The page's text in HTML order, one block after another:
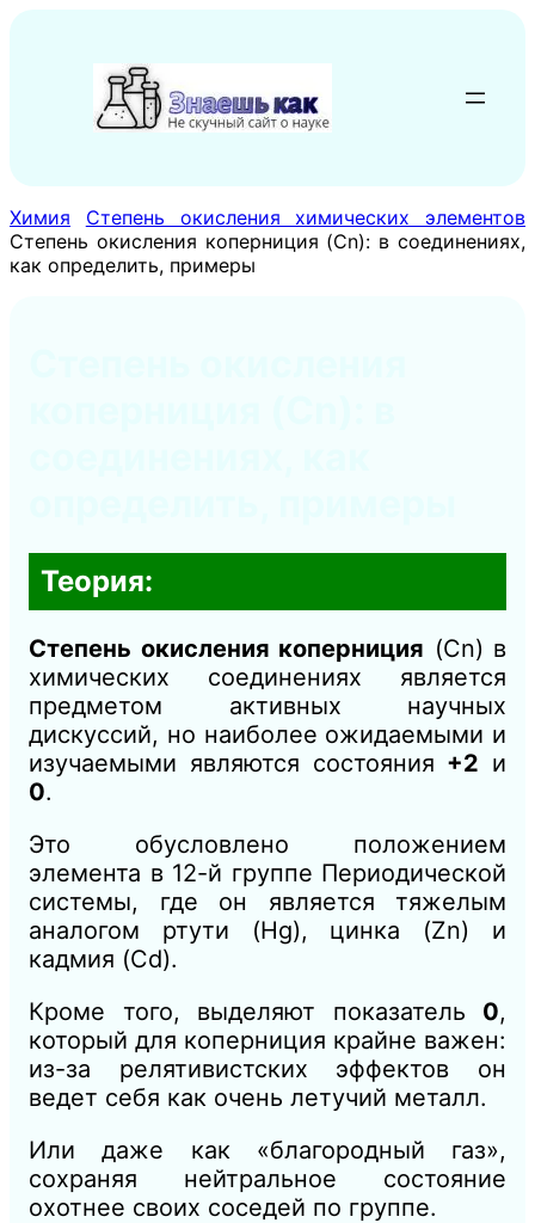
содержимому
Химия
Степень окисления химических элементов
Степень окисления коперниция (Cn): в соединениях,
как определить, примеры
Теория:
Степень окисления коперниция (Cn) в
химических соединениях является
предметом активных научных
дискуссий, но наиболее ожидаемыми и
изучаемыми являются состояния +2 и
0.
Это обусловлено положением
элемента в 12-й группе Периодической
системы, где он является тяжелым
аналогом ртути (Hg), цинка (Zn) и
кадмия (Cd).
Кроме того, выделяют показатель 0,
который для коперниция крайне важен:
из-за релятивистских эффектов он
ведет себя как очень летучий металл.
Или даже как «благородный газ»,
сохраняя нейтральное состояние
охотнее своих соседей по группе.